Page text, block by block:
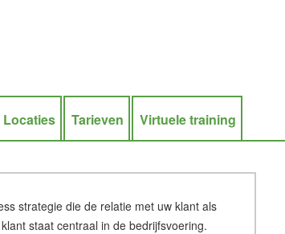
Locaties Tarieven Virtuele training
strategie die de relatie met uw klant als
staat centraal in de bedrijfsvoering.